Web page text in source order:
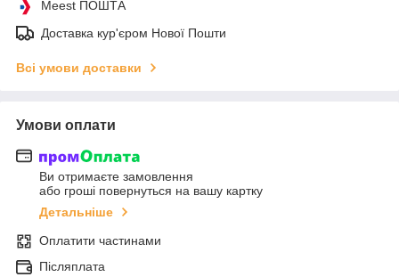
Meest ПОШТА
Доставка кур'єром Нової Пошти
Всі умови доставки
Умови оплати
Ви отримаєте замовлення
або гроші повернуться на вашу картку
Детальніше
Оплатити частинами
Післяплата